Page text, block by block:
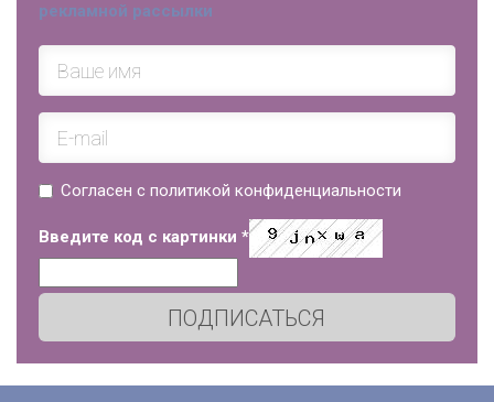
рекламной рассылки
Согласен с политикой конфиденциальности
Введите код с картинки *
ПОДПИСАТЬСЯ